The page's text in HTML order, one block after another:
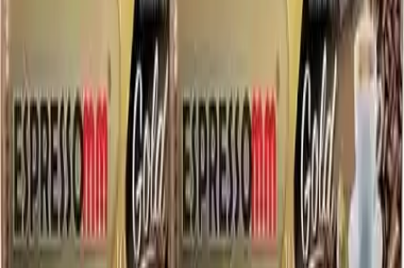
Ürünlerimiz, yasal olarak 2 yıl boyunca saklanabilir olmasına
rağmen, en iyi lezzet ve tazelik için üretim tarihinden itibaren 3 ay
içinde tüketilmesi önerilir. Öğütülmüş kahve siparişlerinde ise,
tazeliği korumak adına, kahve paketleri az önce öğütüldükten sonra
gönderilir. Ambalajlar açıldıktan sonra ise, özelliklerini
kaybetmemesi için 1 ay içinde tüketilmesi tavsiye edilir.
Ambalaj ve Paketleme Detayları
Kahve, farklı gramajlarda ambalajlarla sunulur. 1000 gramlık
kahveler, valfli yan körüklü aluminyum torbalarda paketlenir. 500 ve
250 gramlık kahveler ise, valfli ve kilitli doypack torbalarda saklanır.
Bu sayede, kullanıcılar ihtiyaçlarına uygun boyutta kahve alabilir ve
kalanını tazeliğini koruyarak saklayabilir.